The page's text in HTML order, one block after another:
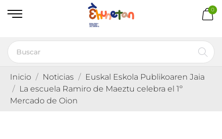
0
Inicio Noticias
Euskal Eskola Publikoaren Jaia
La escuela Ramiro de Maeztu celebra el 1º
Mercado de Oion